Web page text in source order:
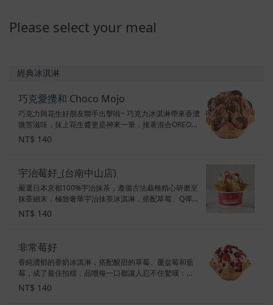
Please select your meal
經典冰淇淋
巧克愛攪和 Choco Mojo
巧克力與花生好朋友聯手出擊啦~ 巧克力冰淇淋帶來香濃
微苦滋味，抹上花生醬更是神來一筆，接著混合OREO和
脆口的杏仁，讓你一吃就上癮～ COLD STONE就想與你
和在一起~ 配料：花生醬、巧克力醬、烤杏仁、OREO 甜
NT$ 140
宇治莓好_(台南中山店)
嚴選日本京都100%宇治抹茶，遵循古法栽種精心研磨至
抹茶細末，極致奢華宇治抹茶冰淇淋，搭配草莓、Q彈小
麻糬，淋上滑順綿密煉乳，香醇味蕾在口中慢慢化開，
完美詮釋『濃厚』抹茶風味，給您充滿驚喜的初夏茶韻
奶素
NT$ 140
非常莓好
香純濃郁的香奶冰淇淋，搭配酸甜的草莓、覆盆莓和藍
莓，成了最佳拍檔，品嚐每一口都讓人忍不住驚嘆：
「啊！非常莓好！」 配料：草莓、藍莓、覆盆莓 甜度：
2顆星 素食標示：奶素
NT$ 140